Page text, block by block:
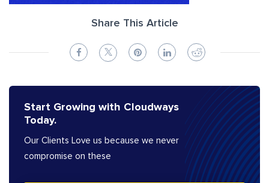
Share This Article
Start Growing with Cloudways
Today.
Our Clients Love us because we never
compromise on these